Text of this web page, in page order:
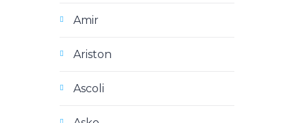
Amir
Ariston
Ascoli